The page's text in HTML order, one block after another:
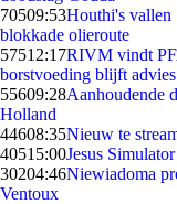
70509:53Houthi's vallen
blokkade olieroute
57512:17RIVM vindt
borstvoeding blijft advies
55609:28Aanhoudende
Holland
44608:35Nieuw te
40515:00Jesus
30204:46Niewiadoma
Ventoux